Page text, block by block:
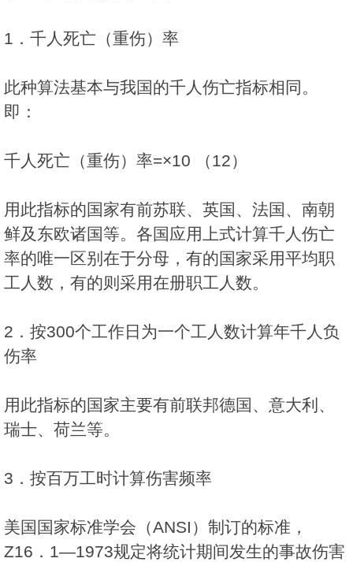
1．千人死亡（重伤）率
此种算法基本与我国的千人伤亡指标相同。
即：
千人死亡（重伤）率=×10 （12）
用此指标的国家有前苏联、英国、法国、南朝
鲜及东欧诸国等。各国应用上式计算千人伤亡
率的唯一区别在于分母，有的国家采用平均职
工人数，有的则采用在册职工人数。
2．按300个工作日为一个工人数计算年千人负
伤率
用此指标的国家主要有前联邦德国、意大利、
瑞士、荷兰等。
3．按百万工时计算伤害频率
美国国家标准学会（ANSI）制订的标准，
Z16．1—1973规定将统计期间发生的事故伤害